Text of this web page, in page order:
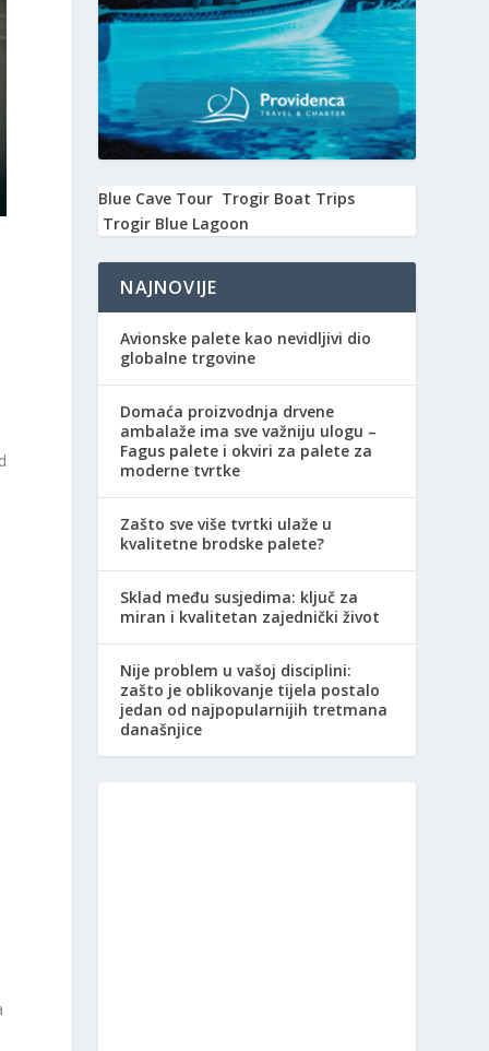
Blue Cave Tour Trogir Boat Trips
Trogir Blue Lagoon
NAJNOVIJE
Avionske palete kao nevidljivi dio
globalne trgovine
Domaća proizvodnja drvene
ambalaže ima sve važniju ulogu –
Fagus palete i okviri za palete za
moderne tvrtke
Zašto sve više tvrtki ulaže u
kvalitetne brodske palete?
Sklad među susjedima: ključ za
miran i kvalitetan zajednički život
Nije problem u vašoj disciplini:
zašto je oblikovanje tijela postalo
jedan od najpopularnijih tretmana
današnjice